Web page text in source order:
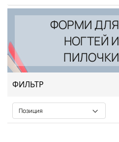
ФОРМИ ДЛЯ
НОГТЕЙ И
ПИЛОЧКИ
ФИЛЬТР